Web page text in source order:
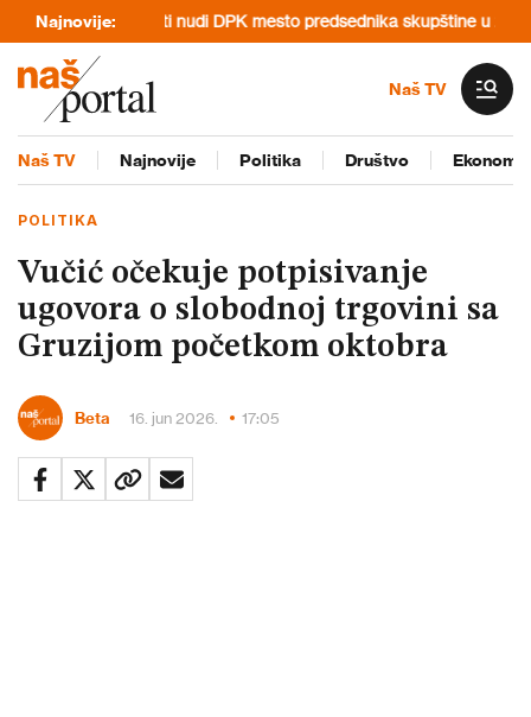
Najnovije:
večeru Kurti nudi DPK mesto predsednika skupštine u zamenu
Naš TV
Naš TV Najnovije Politika Društvo
POLITIKA
Vučić očekuje potpisivanje
ugovora o slobodnoj trgovini sa
Gruzijom početkom oktobra
Beta 16. jun 2026. 17:05